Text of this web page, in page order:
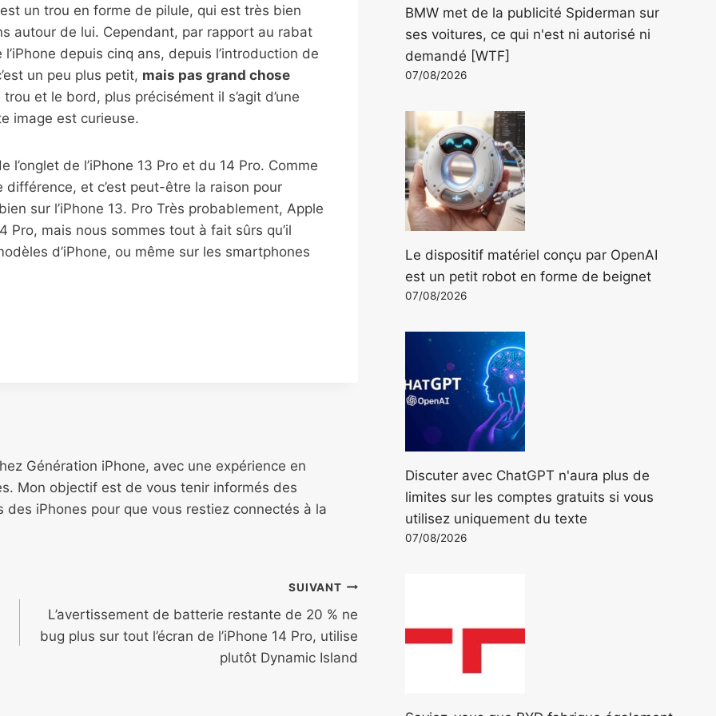
un trou en forme de pilule, qui est très bien
autour de lui. Cependant, par rapport au rabat
depuis cinq ans, depuis l’introduction de
un peu plus petit, mais pas grand chose
et le bord, plus précisément il s’agit d’une
image est curieuse.
de l’iPhone 13 Pro et du 14 Pro. Comme
différence, et c’est peut-être la raison pour
sur l’iPhone 13. Pro Très probablement, Apple
Pro, mais nous sommes tout à fait sûrs qu’il
d’iPhone, ou même sur les smartphones
Génération iPhone, avec une expérience en
Mon objectif est de vous tenir informés des
iPhones pour que vous restiez connectés à la
SUIVANT
L’avertissement de batterie restante de 20 % ne
bug plus sur tout l’écran de l’iPhone 14 Pro, utilise
plutôt Dynamic Island
BMW met de la publicité Spiderman sur
ses voitures, ce qui n'est ni autorisé ni
demandé [WTF]
07/08/2026
Le dispositif matériel conçu par OpenAI
est un petit robot en forme de beignet
07/08/2026
Discuter avec ChatGPT n'aura plus de
limites sur les comptes gratuits si vous
utilisez uniquement du texte
07/08/2026